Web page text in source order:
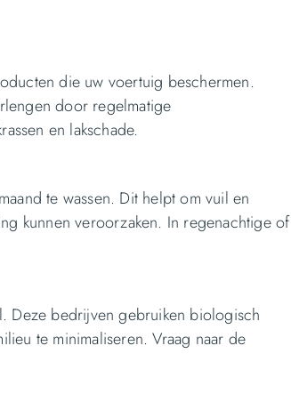
die uw voertuig beschermen.
door regelmatige
en lakschade.
te wassen. Dit helpt om vuil en
kunnen veroorzaken. In regenachtige of
Deze bedrijven gebruiken biologisch
te minimaliseren. Vraag naar de